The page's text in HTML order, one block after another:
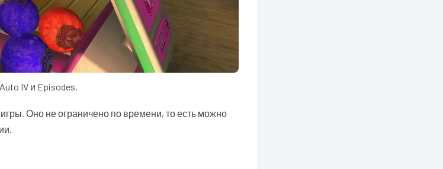
IV и Episodes.
игры. Оно не ограничено по времени, то есть можно